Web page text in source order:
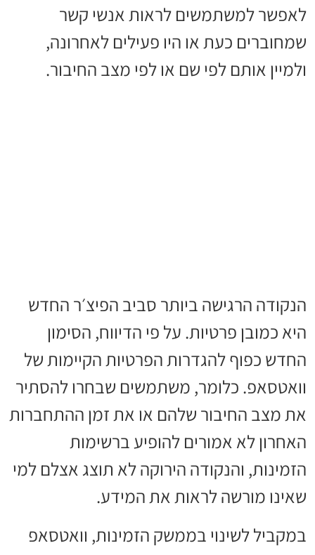
לאפשר למשתמשים לראות אנשי קשר
שמחוברים כעת או היו פעילים לאחרונה,
ולמיין אותם לפי שם או לפי מצב החיבור.
הנקודה הרגישה ביותר סביב הפיצ׳ר החדש
היא כמובן פרטיות. על פי הדיווח, הסימון
החדש כפוף להגדרות הפרטיות הקיימות של
וואטסאפ. כלומר, משתמשים שבחרו להסתיר
את מצב החיבור שלהם או את זמן ההתחברות
האחרון לא אמורים להופיע ברשימות
הזמינות, והנקודה הירוקה לא תוצג אצלם למי
שאינו מורשה לראות את המידע.
במקביל לשינוי בממשק הזמינות, וואטסאפ